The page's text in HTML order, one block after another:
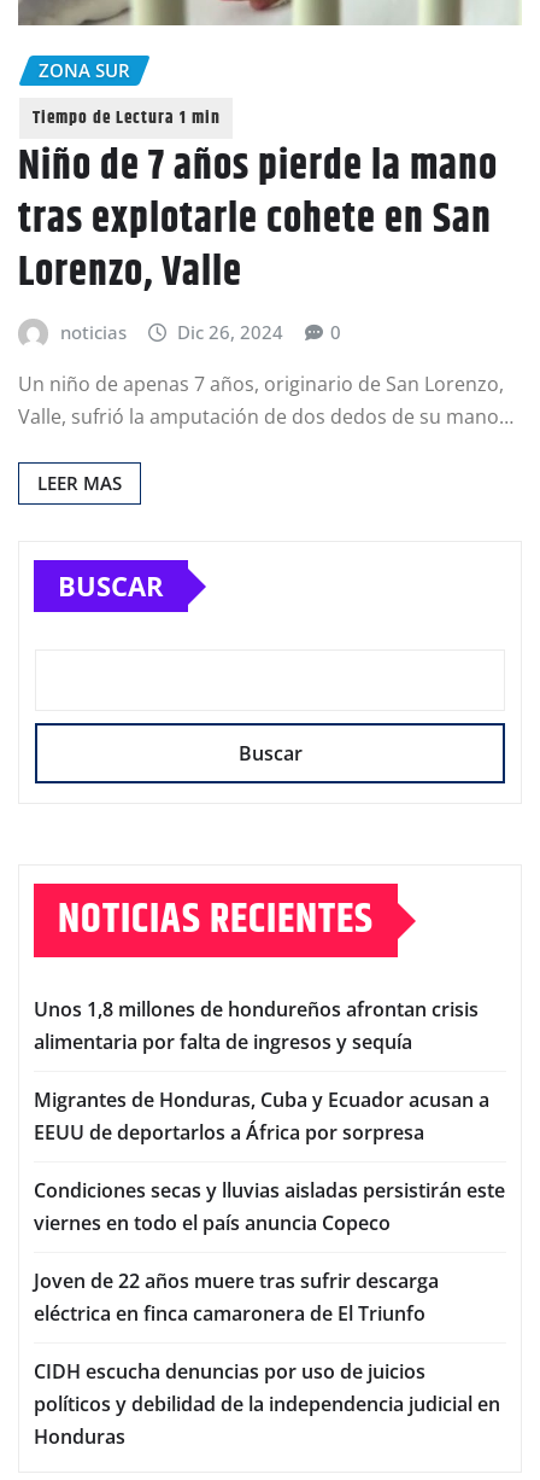
ZONA SUR
Niño de 7 años pierde la mano
tras explotarle cohete en San
Lorenzo, Valle
noticias Dic 26, 2024 0
Un niño de apenas 7 años, originario de San Lorenzo,
Valle, sufrió la amputación de dos dedos de su mano…
LEER MAS
BUSCAR
Buscar
NOTICIAS RECIENTES
Unos 1,8 millones de hondureños afrontan crisis
alimentaria por falta de ingresos y sequía
Migrantes de Honduras, Cuba y Ecuador acusan a
EEUU de deportarlos a África por sorpresa
Condiciones secas y lluvias aisladas persistirán este
viernes en todo el país anuncia Copeco
Joven de 22 años muere tras sufrir descarga
eléctrica en finca camaronera de El Triunfo
CIDH escucha denuncias por uso de juicios
políticos y debilidad de la independencia judicial en
Honduras